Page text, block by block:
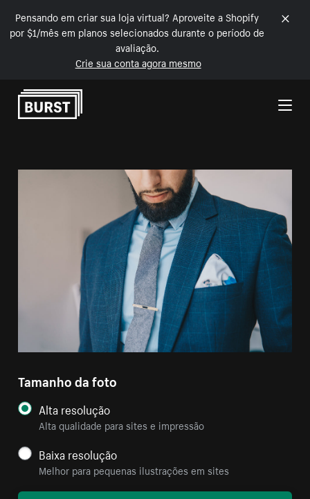
Pensando em criar sua loja virtual? Aproveite a Shopify
por $1/mês em planos selecionados durante o período de
avaliação.
Crie sua conta agora mesmo
Pular para o conteúdo
Tamanho da foto
Alta resolução
Alta qualidade para sites e impressão
Baixa resolução
Melhor para pequenas ilustrações em sites